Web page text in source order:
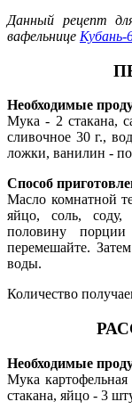
Данный рецепт
вафельнице Кубань-
Необходимые
Мука - 2 стакана,
сливочное 30 г.,
ложки, ванилин - по
Способ
Масло комнатной
яйцо, соль, соду,
половину
перемешайте.
воды.
Количество
Необходимые
Мука
стакана, яйцо - 3